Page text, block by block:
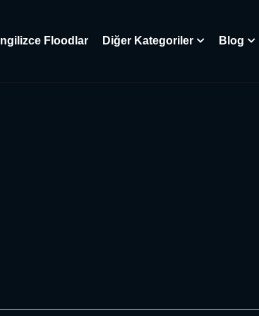
İngilizce Floodlar Diğer Kategoriler Blog